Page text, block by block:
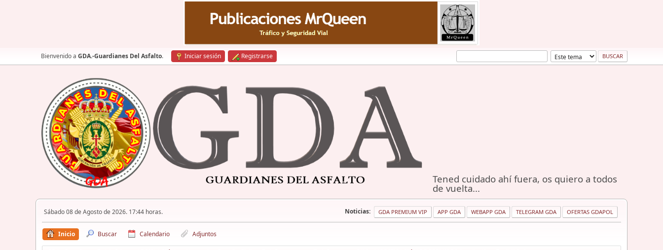
Bienvenido a GDA.-Guardianes Del Asfalto. Iniciar sesión Registrarse
Tened cuidado ahí fuera, os quiero a todos
de vuelta...
Sábado 08 de Agosto de 2026. 17:44 horas. Noticias: GDA PREMIUM VIP APP GDA WEBAPP GDA TELEGRAM GDA OFERTAS GDAPOL
Inicio Buscar Calendario Adjuntos